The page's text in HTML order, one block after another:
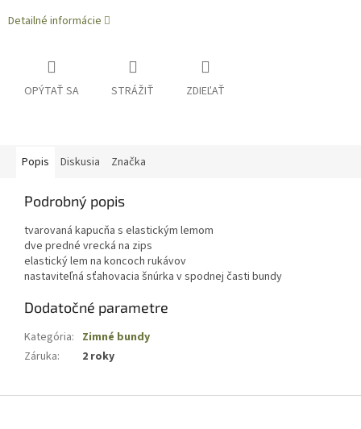
Detailné informácie
OPÝTAŤ SA STRÁŽIŤ ZDIEĽAŤ
Popis Diskusia Značka
Podrobný popis
tvarovaná kapucňa s elastickým lemom
dve predné vrecká na zips
elastický lem na koncoch rukávov
nastaviteľná sťahovacia šnúrka v spodnej časti bundy
Dodatočné parametre
Kategória: Zimné bundy
Záruka: 2 roky